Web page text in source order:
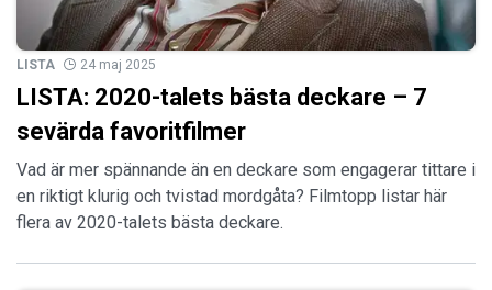
LISTA 24 maj 2025
LISTA: 2020-talets bästa deckare – 7
sevärda favoritfilmer
Vad är mer spännande än en deckare som engagerar tittare i
en riktigt klurig och tvistad mordgåta? Filmtopp listar här
flera av 2020-talets bästa deckare.